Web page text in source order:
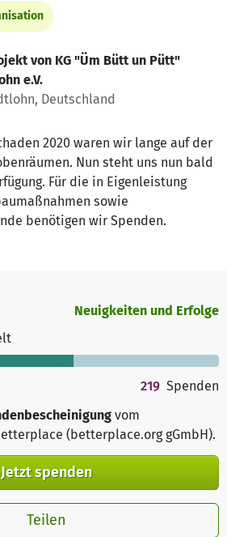
von KG "Üm Bütt un Pütt"
e.V.
Deutschland
2020 waren wir lange auf der
Nun steht uns nun bald
Für die in Eigenleistung
sowie
benötigen wir Spenden.
Neuigkeiten und Erfolge
219 Spenden
vom
(betterplace.org gGmbH).
Jetzt spenden
Teilen